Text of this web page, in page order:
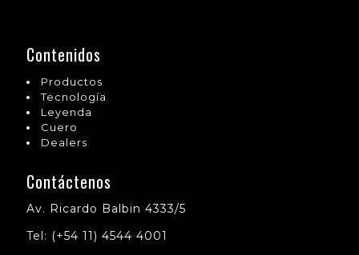
Contenidos
Productos
Tecnología
Leyenda
Cuero
Dealers
Contáctenos
Av. Ricardo Balbin 4333/5
Tel: (+54 11) 4544 4001